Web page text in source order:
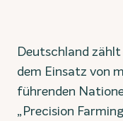
Deutschland
dem Einsatz von
führenden
„Precision